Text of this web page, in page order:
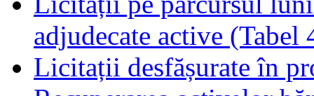
adjudecate active (Tabel
Licitații desfășurate în